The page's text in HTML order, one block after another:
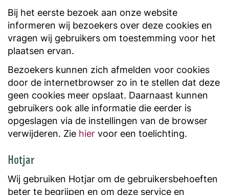
Bij het eerste bezoek aan onze website
informeren wij bezoekers over deze cookies en
vragen wij gebruikers om toestemming voor het
plaatsen ervan.
Bezoekers kunnen zich afmelden voor cookies
door de internetbrowser zo in te stellen dat deze
geen cookies meer opslaat. Daarnaast kunnen
gebruikers ook alle informatie die eerder is
opgeslagen via de instellingen van de browser
verwijderen. Zie hiervoor een toelichting.
Hotjar
Wij gebruiken Hotjar om de gebruikersbehoeften
beter te begrijpen en om deze service en